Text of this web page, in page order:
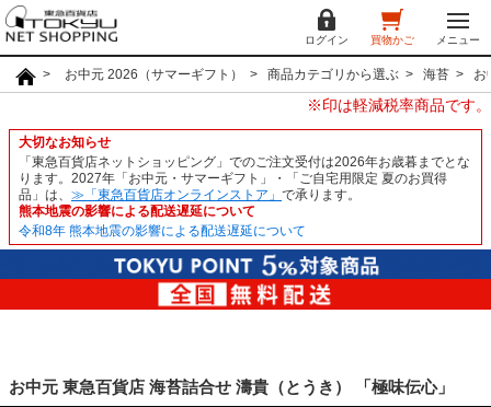
ログイン 買物かご メニュー
お中元 2026（サマーギフト） 商品カテゴリから選ぶ 海苔 お
※印は軽減税率商品です。
大切なお知らせ
「東急百貨店ネットショッピング」でのご注文受付は2026年お歳暮までとな
ります。2027年「お中元・サマーギフト」・「ご自宅用限定 夏のお買得
品」は、 ≫「東急百貨店オンラインストア」 で承ります。
熊本地震の影響による配送遅延について
令和8年 熊本地震の影響による配送遅延について
お中元 東急百貨店 海苔詰合せ 濤貴（とうき） 「極味伝心」